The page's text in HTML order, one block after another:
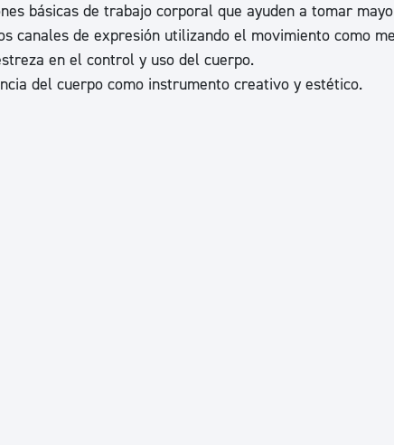
básicas de trabajo corporal que ayuden a tomar
canales de expresión utilizando el movimiento como
en el control y uso del cuerpo.
del cuerpo como instrumento creativo y estético.